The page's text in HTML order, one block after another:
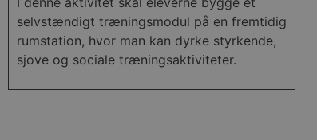
selvstændigt træningsmodul på en fremtidig
rumstation, hvor man kan dyrke styrkende,
sjove og sociale træningsaktiviteter.